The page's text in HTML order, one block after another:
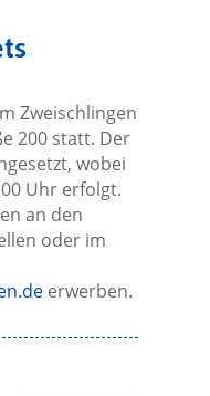
Zweischlingen
200 statt. Der
wobei
Uhr erfolgt.
an den
oder im
erwerben.